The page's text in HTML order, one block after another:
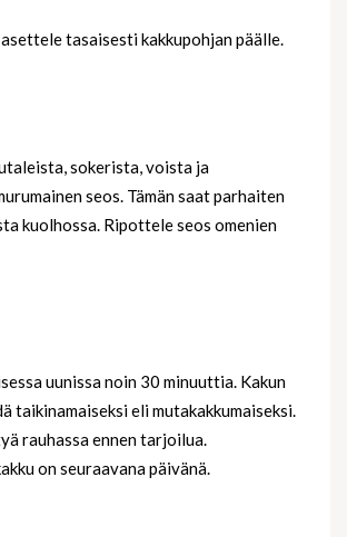
tasaisesti kakkupohjan päälle.
sokerista, voista ja
seos. Tämän saat parhaiten
kuolhossa. Ripottele seos omenien
uunissa noin 30 minuuttia. Kakun
taikinamaiseksi eli mutakakkumaiseksi.
rauhassa ennen tarjoilua.
on seuraavana päivänä.